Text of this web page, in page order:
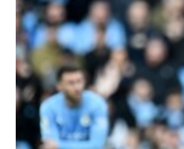
SERVICIOS
E-